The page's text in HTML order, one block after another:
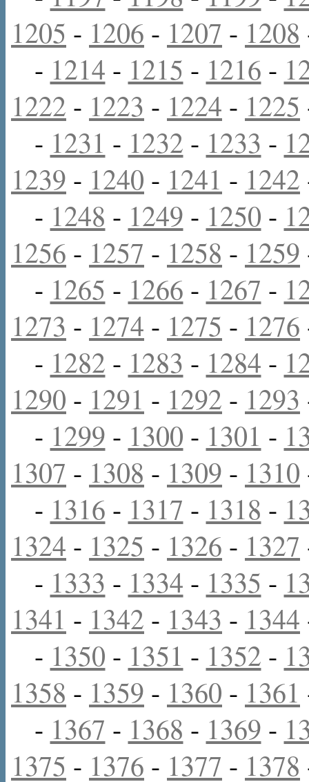
1205 - 1206 - 1207 - 1208
- 1214 - 1215 - 1216 -
1222 - 1223 - 1224 - 1225
- 1231 - 1232 - 1233 -
1239 - 1240 - 1241 - 1242
- 1248 - 1249 - 1250 -
1256 - 1257 - 1258 - 1259
- 1265 - 1266 - 1267 -
1273 - 1274 - 1275 - 1276
- 1282 - 1283 - 1284 -
1290 - 1291 - 1292 - 1293
- 1299 - 1300 - 1301 -
1307 - 1308 - 1309 - 1310
- 1316 - 1317 - 1318 -
1324 - 1325 - 1326 - 1327
- 1333 - 1334 - 1335 -
1341 - 1342 - 1343 - 1344
- 1350 - 1351 - 1352 -
1358 - 1359 - 1360 - 1361
- 1367 - 1368 - 1369 -
1375 - 1376 - 1377 - 1378